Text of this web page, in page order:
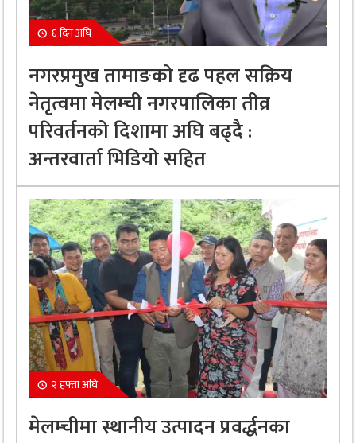
६ दिन अघि
नगरप्रमुख तामाङको दृढ पहल सक्रिय
नेतृत्वमा मेलम्ची नगरपालिका तीव्र
परिवर्तनको दिशामा अघि बढ्दै :
अन्तरवार्ता भिडियो सहित
२ हफ्ता अघि
मेलम्चीमा स्थानीय उत्पादन प्रवर्द्धनका